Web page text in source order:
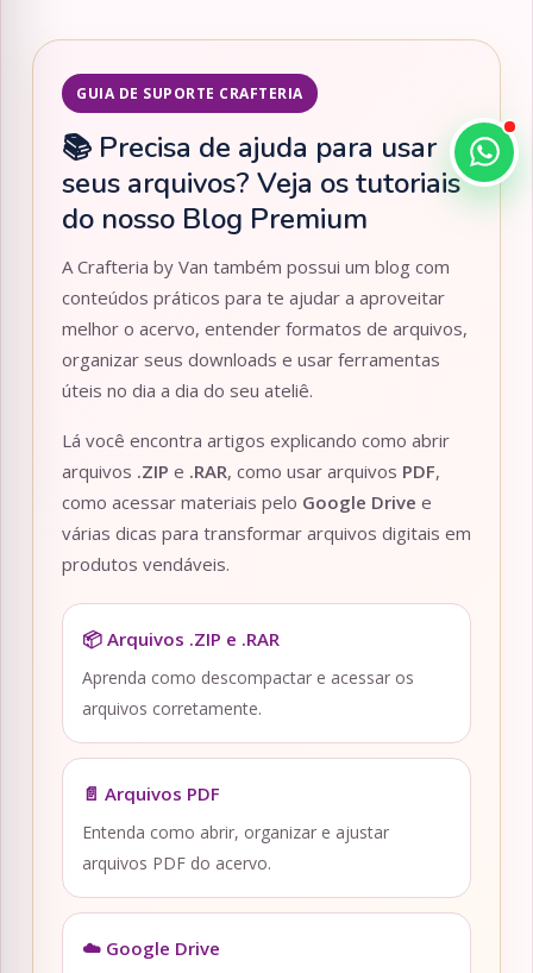
GUIA DE SUPORTE CRAFTERIA
📚 Precisa de ajuda para usar
seus arquivos? Veja os tutoriais
do nosso Blog Premium
A Crafteria by Van também possui um blog com
conteúdos práticos para te ajudar a aproveitar
melhor o acervo, entender formatos de arquivos,
organizar seus downloads e usar ferramentas
úteis no dia a dia do seu ateliê.
Lá você encontra artigos explicando como abrir
arquivos .ZIP e .RAR, como usar arquivos PDF,
como acessar materiais pelo Google Drive e
várias dicas para transformar arquivos digitais em
produtos vendáveis.
📦 Arquivos .ZIP e .RAR
Aprenda como descompactar e acessar os
arquivos corretamente.
📄 Arquivos PDF
Entenda como abrir, organizar e ajustar
arquivos PDF do acervo.
☁️ Google Drive